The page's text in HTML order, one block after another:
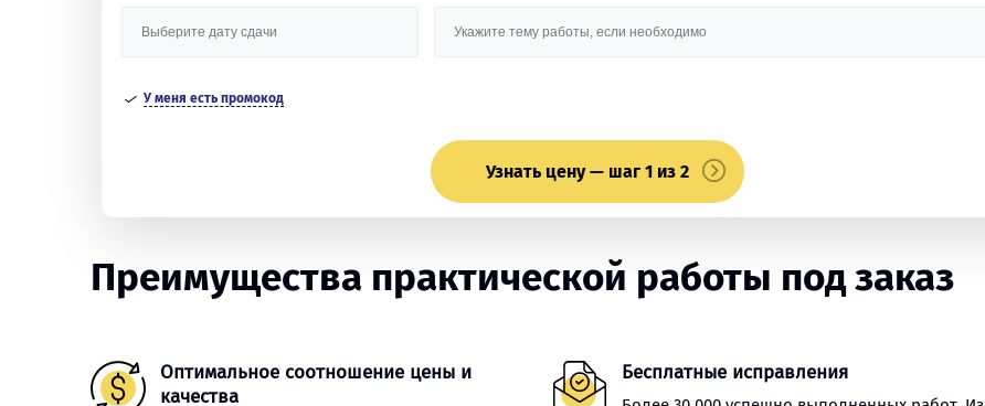
У меня есть промокод
Узнать цену — шаг 1 из 2
Преимущества практической работы под заказ
Оптимальное соотношение цены и
качества
Бесплатные исправления